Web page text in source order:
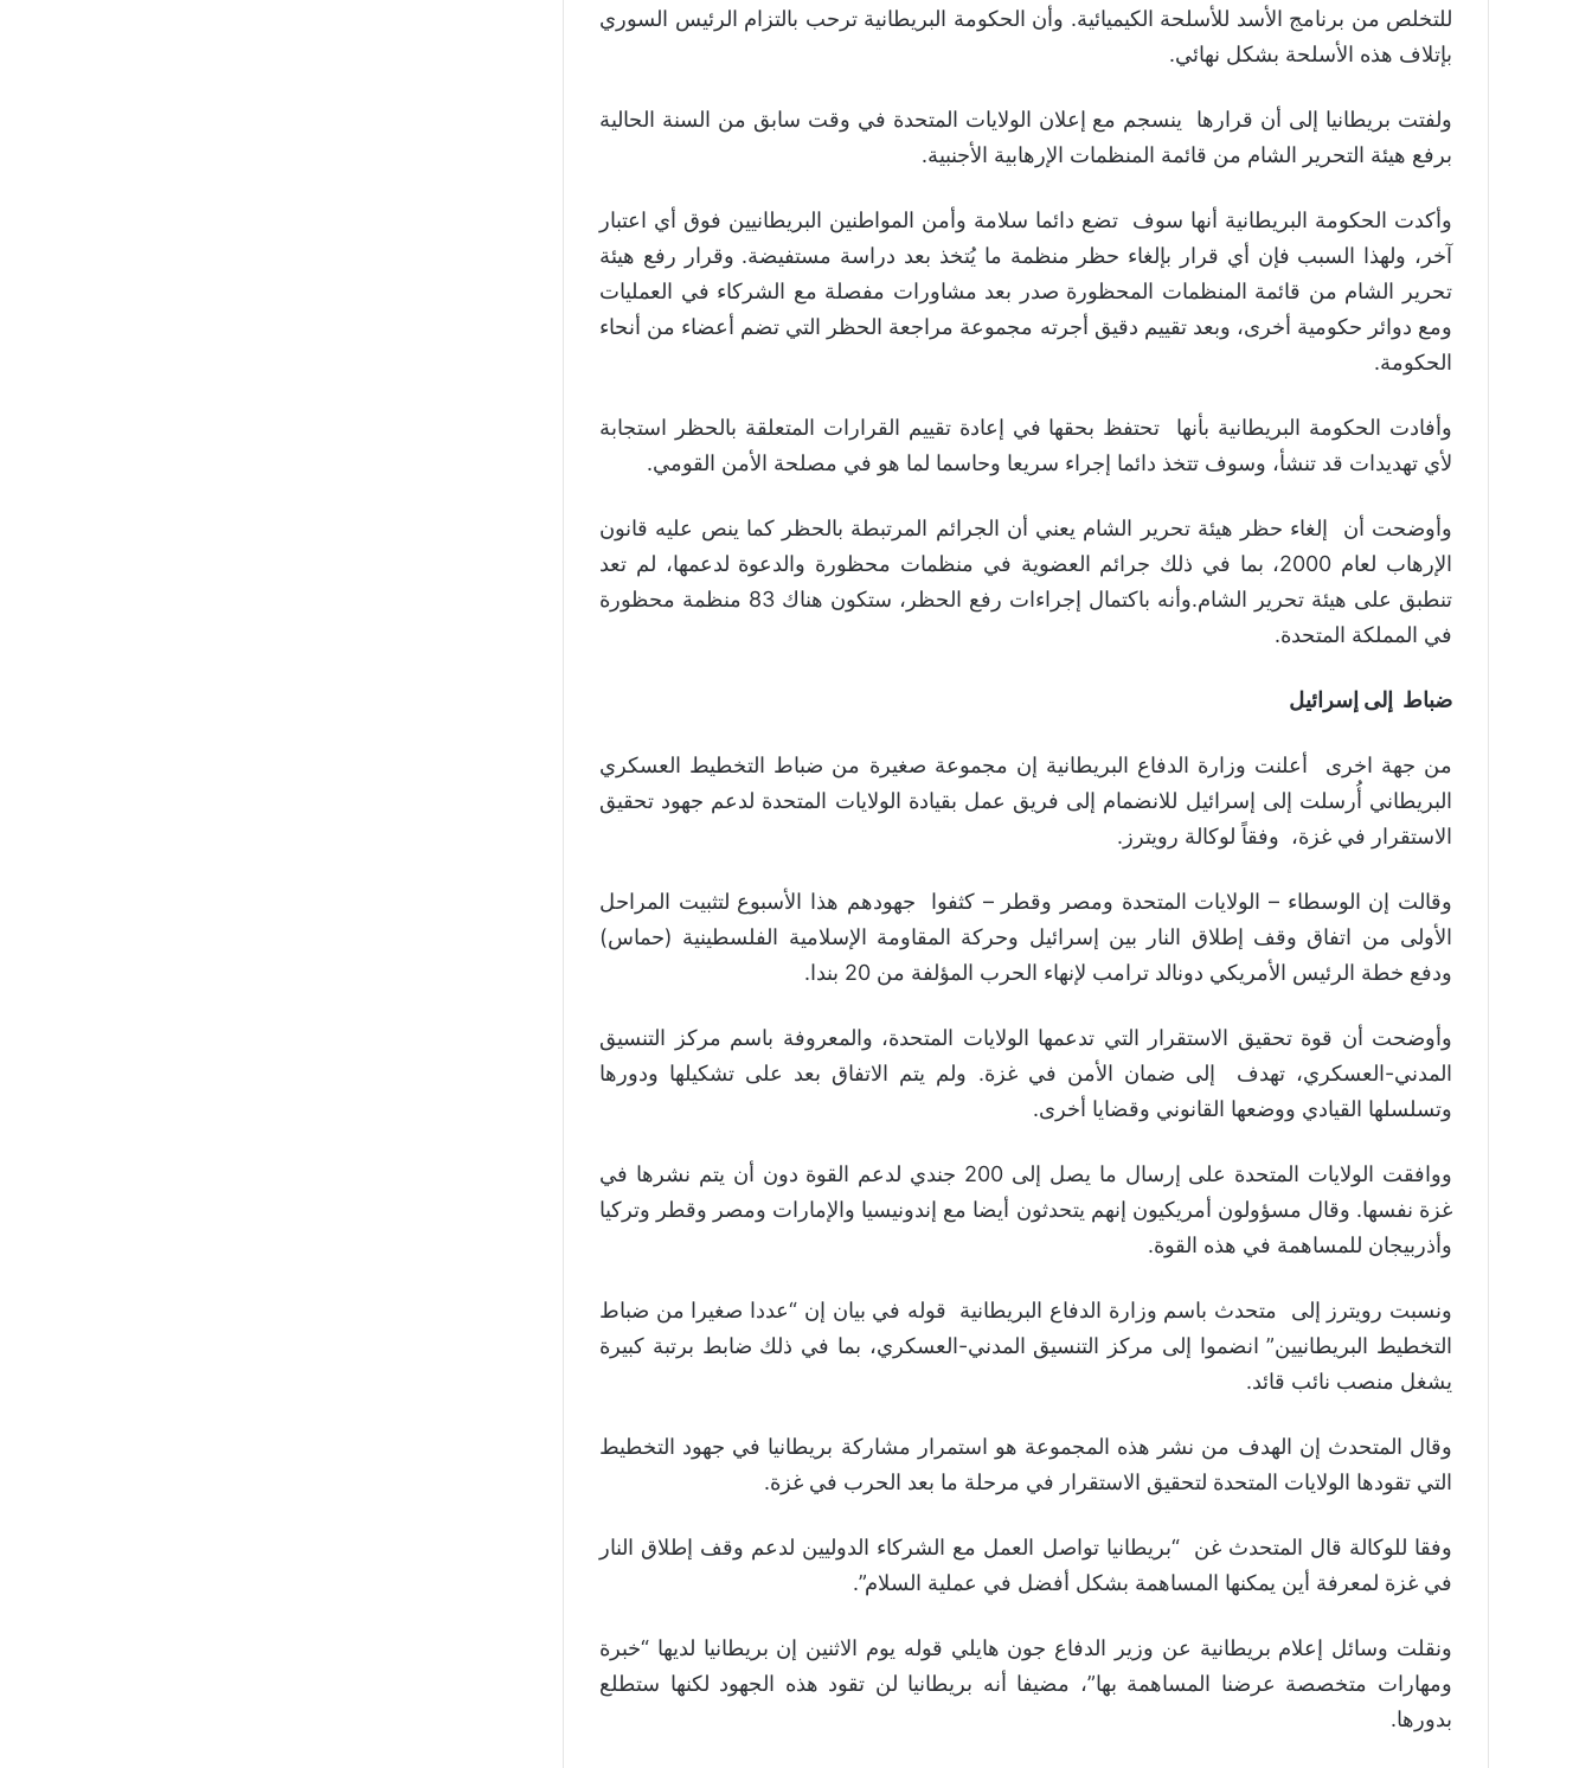
للتخلص من برنامج الأسد للأسلحة الكيميائية. وأن الحكومة البريطانية ترحب بالتزام الرئيس السوري
بإتلاف هذه الأسلحة بشكل نهائي.
ولفتت بريطانيا إلى أن قرارها ينسجم مع إعلان الولايات المتحدة في وقت سابق من السنة الحالية
برفع هيئة التحرير الشام من قائمة المنظمات الإرهابية الأجنبية.
وأكدت الحكومة البريطانية أنها سوف تضع دائما سلامة وأمن المواطنين البريطانيين فوق أي اعتبار
آخر، ولهذا السبب فإن أي قرار بإلغاء حظر منظمة ما يُتخذ بعد دراسة مستفيضة. وقرار رفع هيئة
تحرير الشام من قائمة المنظمات المحظورة صدر بعد مشاورات مفصلة مع الشركاء في العمليات
ومع دوائر حكومية أخرى، وبعد تقييم دقيق أجرته مجموعة مراجعة الحظر التي تضم أعضاء من أنحاء
الحكومة.
وأفادت الحكومة البريطانية بأنها تحتفظ بحقها في إعادة تقييم القرارات المتعلقة بالحظر استجابة
لأي تهديدات قد تنشأ، وسوف تتخذ دائما إجراء سريعا وحاسما لما هو في مصلحة الأمن القومي.
وأوضحت أن إلغاء حظر هيئة تحرير الشام يعني أن الجرائم المرتبطة بالحظر كما ينص عليه قانون
الإرهاب لعام 2000، بما في ذلك جرائم العضوية في منظمات محظورة والدعوة لدعمها، لم تعد
تنطبق على هيئة تحرير الشام.وأنه باكتمال إجراءات رفع الحظر، ستكون هناك 83 منظمة محظورة
في المملكة المتحدة.
ضباط إلى إسرائيل
من جهة اخرى أعلنت وزارة الدفاع البريطانية إن مجموعة صغيرة من ضباط التخطيط العسكري
البريطاني أُرسلت إلى إسرائيل للانضمام إلى فريق عمل بقيادة الولايات المتحدة لدعم جهود تحقيق
الاستقرار في غزة، وفقاً لوكالة رويترز.
وقالت إن الوسطاء – الولايات المتحدة ومصر وقطر – كثفوا جهودهم هذا الأسبوع لتثبيت المراحل
الأولى من اتفاق وقف إطلاق النار بين إسرائيل وحركة المقاومة الإسلامية الفلسطينية (حماس)
ودفع خطة الرئيس الأمريكي دونالد ترامب لإنهاء الحرب المؤلفة من 20 بندا.
وأوضحت أن قوة تحقيق الاستقرار التي تدعمها الولايات المتحدة، والمعروفة باسم مركز التنسيق
المدني-العسكري، تهدف إلى ضمان الأمن في غزة. ولم يتم الاتفاق بعد على تشكيلها ودورها
وتسلسلها القيادي ووضعها القانوني وقضايا أخرى.
ووافقت الولايات المتحدة على إرسال ما يصل إلى 200 جندي لدعم القوة دون أن يتم نشرها في
غزة نفسها. وقال مسؤولون أمريكيون إنهم يتحدثون أيضا مع إندونيسيا والإمارات ومصر وقطر وتركيا
وأذربيجان للمساهمة في هذه القوة.
ونسبت رويترز إلى متحدث باسم وزارة الدفاع البريطانية قوله في بيان إن “عددا صغيرا من ضباط
التخطيط البريطانيين” انضموا إلى مركز التنسيق المدني-العسكري، بما في ذلك ضابط برتبة كبيرة
يشغل منصب نائب قائد.
وقال المتحدث إن الهدف من نشر هذه المجموعة هو استمرار مشاركة بريطانيا في جهود التخطيط
التي تقودها الولايات المتحدة لتحقيق الاستقرار في مرحلة ما بعد الحرب في غزة.
وفقا للوكالة قال المتحدث غن “بريطانيا تواصل العمل مع الشركاء الدوليين لدعم وقف إطلاق النار
في غزة لمعرفة أين يمكنها المساهمة بشكل أفضل في عملية السلام”.
ونقلت وسائل إعلام بريطانية عن وزير الدفاع جون هايلي قوله يوم الاثنين إن بريطانيا لديها “خبرة
ومهارات متخصصة عرضنا المساهمة بها”، مضيفا أنه بريطانيا لن تقود هذه الجهود لكنها ستطلع
بدورها.